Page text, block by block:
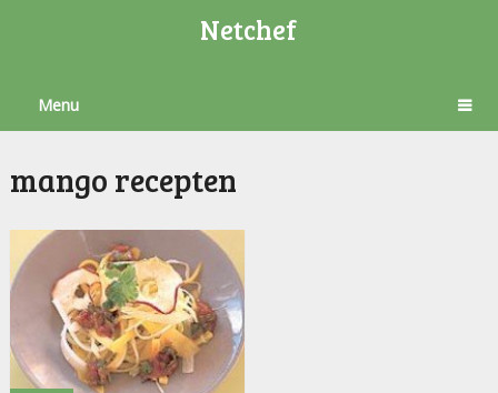
Netchef
Menu
mango recepten